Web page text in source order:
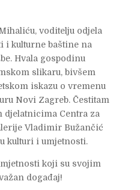
voditelju odjela
i kulturne baštine na
Hvala gospodinu
slikaru, bivšem
iskazu o vremenu
Novi Zagreb. Čestitam
Centra za
Vladimir Bužančić
kulturi i umjetnosti.
koji su svojim
događaj!